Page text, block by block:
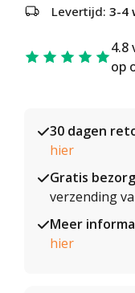
Levertijd: 3-4
4.8
op
30 dagen
hier
Gratis
verzending
Meer
hier